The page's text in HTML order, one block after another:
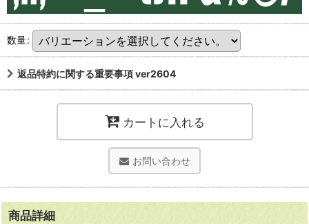
数量:
返品特約に関する重要事項 ver2604
カートに入れる
お問い合わせ
商品詳細